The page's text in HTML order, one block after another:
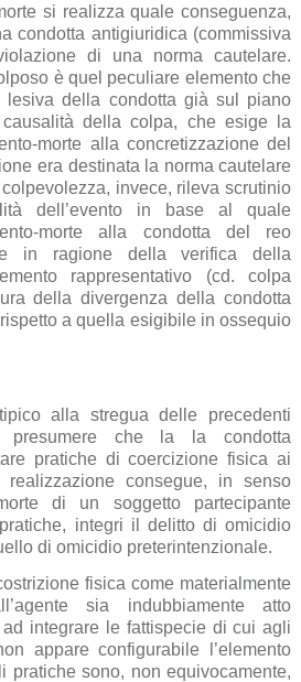
si realizza quale conseguenza,
condotta antigiuridica (commissiva
di una norma cautelare.
è quel peculiare elemento che
lesiva della condotta già sul piano
della colpa, che esige la
morte alla concretizzazione del
era destinata la norma cautelare
invece, rileva scrutinio
dell’evento in base al quale
morte alla condotta del reo
in ragione della verifica della
rappresentativo (cd. colpa
della divergenza della condotta
a quella esigibile in ossequio
alla stregua delle precedenti
presumere che la la condotta
pratiche di coercizione fisica ai
consegue, in senso
di un soggetto partecipante
integri il delitto di omicidio
di omicidio preterintenzionale.
fisica come materialmente
sia indubbiamente atto
integrare le fattispecie di cui agli
appare configurabile l’elemento
pratiche sono, non equivocamente,